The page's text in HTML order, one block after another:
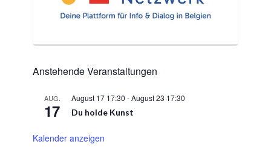
Anstehende Veranstaltungen
AUG.
17
August 17 17:30 -August 23 17:30
Du holde Kunst
Kalender anzeigen